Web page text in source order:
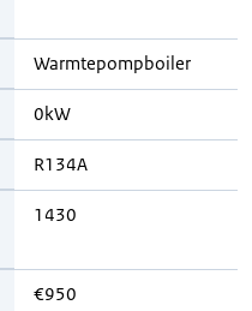
Warmtepompboiler
0kW
R134A
1430
€950